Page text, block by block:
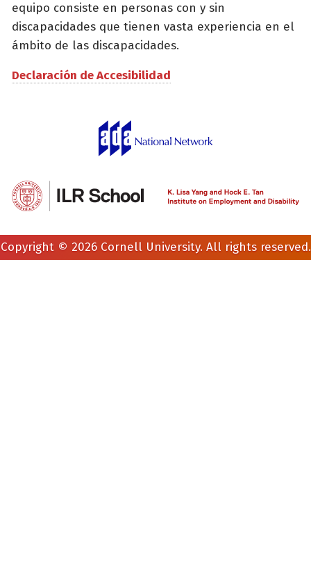
equipo consiste en personas con y sin
discapacidades que tienen vasta experiencia en el
ámbito de las discapacidades.
Declaración de Accesibilidad
Copyright © 2026 Cornell University. All rights reserved.